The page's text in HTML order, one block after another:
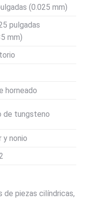
(0.025 mm)
pulgadas
mm)
horneado
de tungsteno
y nonio
piezas cilíndricas,